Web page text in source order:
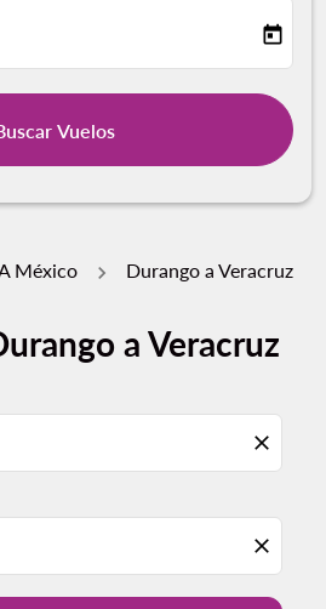
date-aria-label today
Vuelos
México Durango a Veracruz
a Veracruz
close
close
su ruta (origen y / o